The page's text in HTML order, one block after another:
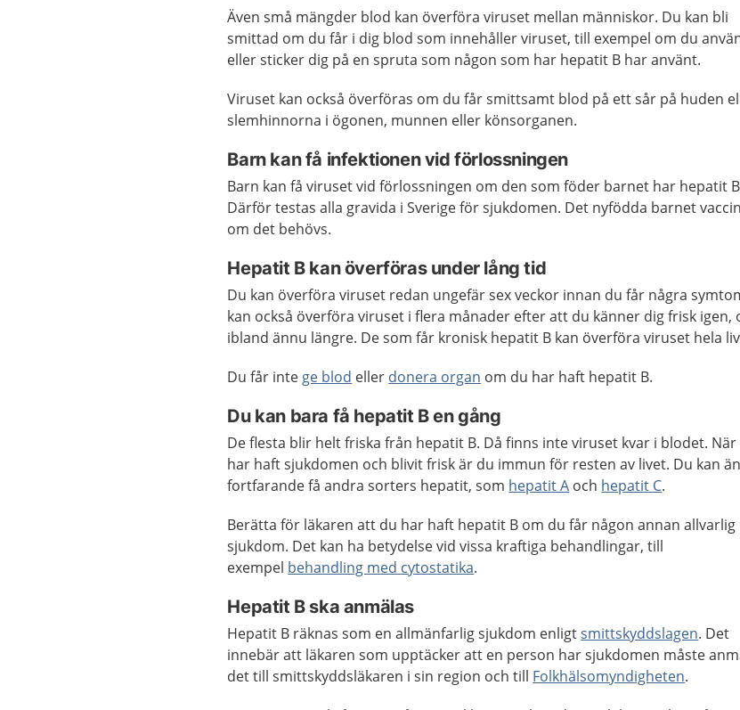
Även små mängder blod kan överföra viruset mellan människor. Du kan bli
smittad om du får i dig blod som innehåller viruset, till exempel om du
eller sticker dig på en spruta som någon som har hepatit B har använt.
Viruset kan också överföras om du får smittsamt blod på ett sår på huden
slemhinnorna i ögonen, munnen eller könsorganen.
Barn kan få infektionen vid förlossningen
Barn kan få viruset vid förlossningen om den som föder barnet har hepatit
Därför testas alla gravida i Sverige för sjukdomen. Det nyfödda barnet
om det behövs.
Hepatit B kan överföras under lång tid
Du kan överföra viruset redan ungefär sex veckor innan du får några
kan också överföra viruset i flera månader efter att du känner dig frisk igen,
ibland ännu längre. De som får kronisk hepatit B kan överföra viruset hela
Du får inte ge blod eller donera organ om du har haft hepatit B.
Du kan bara få hepatit B en gång
De flesta blir helt friska från hepatit B. Då finns inte viruset kvar i blodet. När
har haft sjukdomen och blivit frisk är du immun för resten av livet. Du kan
fortfarande få andra sorters hepatit, som hepatit A och hepatit C.
Berätta för läkaren att du har haft hepatit B om du får någon annan allvarlig
sjukdom. Det kan ha betydelse vid vissa kraftiga behandlingar, till
exempel behandling med cytostatika.
Hepatit B ska anmälas
Hepatit B räknas som en allmänfarlig sjukdom enligtsmittskyddslagen. Det
innebär att läkaren som upptäcker att en person har sjukdomen måste
det till smittskyddsläkaren i sin region och till Folkhälsomyndigheten.